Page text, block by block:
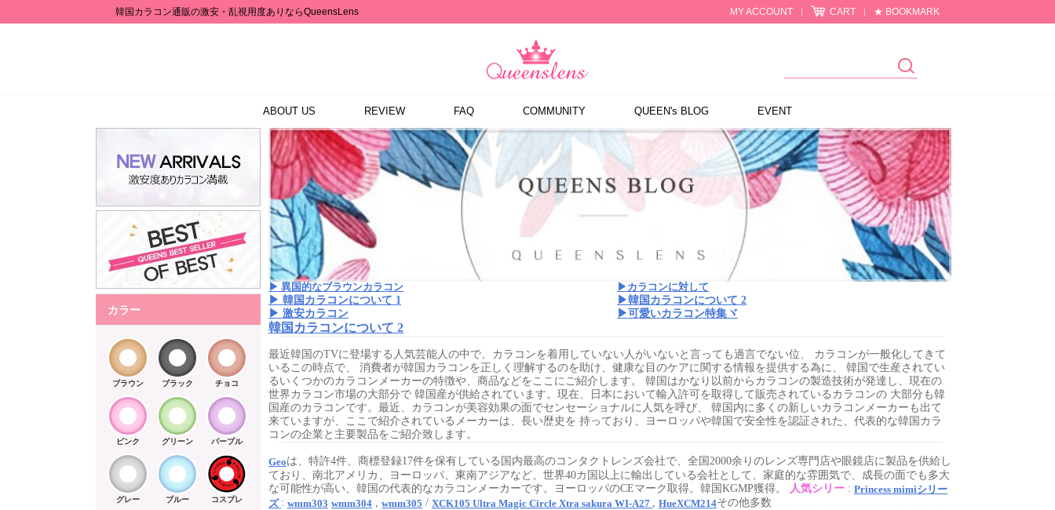
韓国カラコン通販の激安・乱視用度ありならQueensLens MY ACCOUNT | CART | ★ BOOKMARK
ABOUT US REVIEW FAQ COMMUNITY QUEEN's BLOG EVENT
カラー
ブラウン ブラック チョコ
ピンク グリーン パープル
グレー ブルー コスプレ
▶ 異国的なブラウンカラコン
▶カラコンに対して
▶ 韓国カラコンについて 1
▶韓国カラコンについて 2
▶ 激安カラコン
▶可愛いカラコン特集ヾ
韓国カラコンについて 2
最近韓国のTVに登場する人気芸能人の中で、カラコンを着用していない人がいないと言っても過言でない位、 カラコンが一般化してきて
いるこの時点で、 消費者が韓国カラコンを正しく理解するのを助け、健康な目のケアに関する情報を提供する為に、 韓国で生産されてい
るいくつかのカラコンメーカーの特徴や、商品などをここにご紹介しま​​す。 韓国はかなり以前からカラコンの製造技術が発達し、現在の
世界カラコン市場の大部分で 韓国産が供給されています。現在、日本において輸入許可を取得して販売されているカラコンの 大部分も韓
国産のカラコンです。最近、カラコンが美容効果の面でセンセーショナルに人気を呼び、 韓国内に多くの新しいカラコンメーカーも出て
来ていますが、ここで紹介されているメーカーは、長い歴史を 持っており、ヨーロッパや韓国で安全性を認証された、代表的な韓国カラ
コンの企業と主要製品をご紹介致します。
Geoは、特許4件、商標登録17件を保有している国内最高のコンタクトレンズ会社で、全国2000余りのレンズ専門店や眼鏡店に製品を供給し
ており、南北アメリカ、ヨーロッパ、東南アジアなど、世界40カ国以上に輸出している会社として、家庭的な雰囲気で、成長の面でも多大
な可能性が高い、韓国の代表的なカラコンメーカーです。ヨーロッパのCEマーク取得。韓国KGMP獲得。
人気シリー : Princess mimiシリー
ズ : wmm303 wmm304 wmm305 / XCK105 Ultra Magic Circle Xtra sakura WI-A27 HueXCM214その他多数